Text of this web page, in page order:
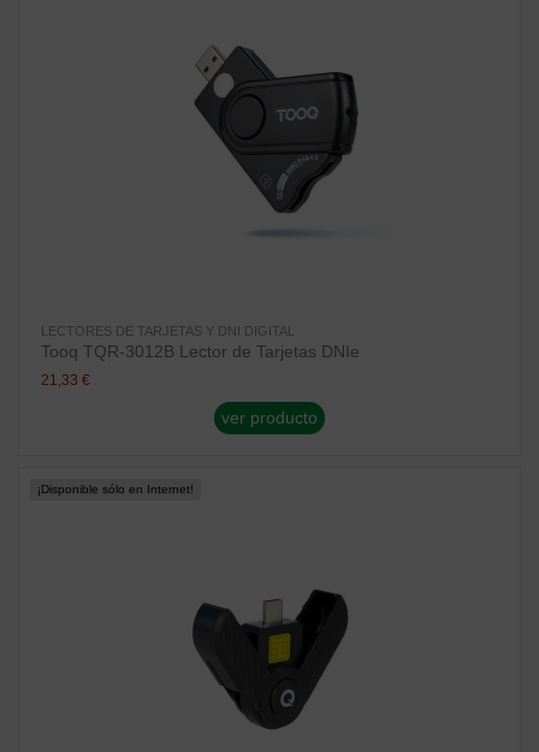
LECTORES DE TARJETAS Y DNI DIGITAL
Tooq TQR-3012B Lector de Tarjetas DNIe
21,33 €
ver producto
¡Disponible sólo en Internet!